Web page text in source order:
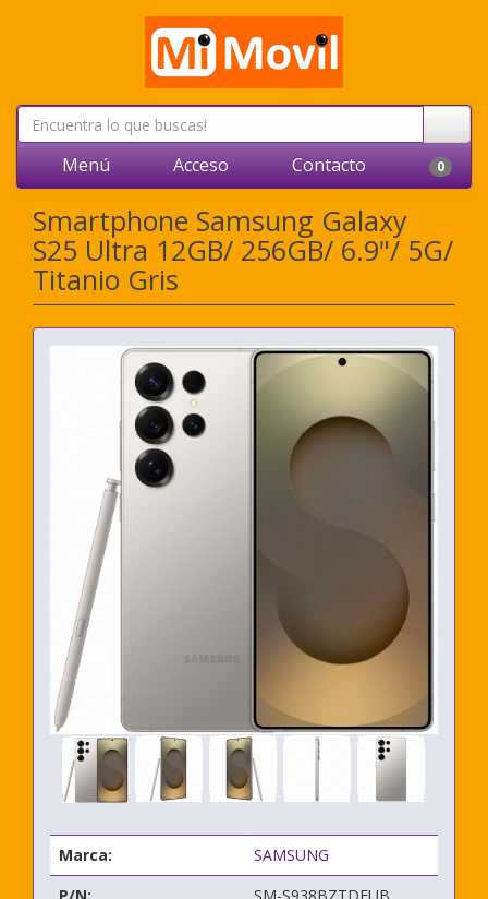
Menú Acceso Contacto 0
Smartphone Samsung Galaxy
S25 Ultra 12GB/ 256GB/ 6.9"/ 5G/
Titanio Gris
Marca:
SAMSUNG
P/N:
SM-S938BZTDEUB